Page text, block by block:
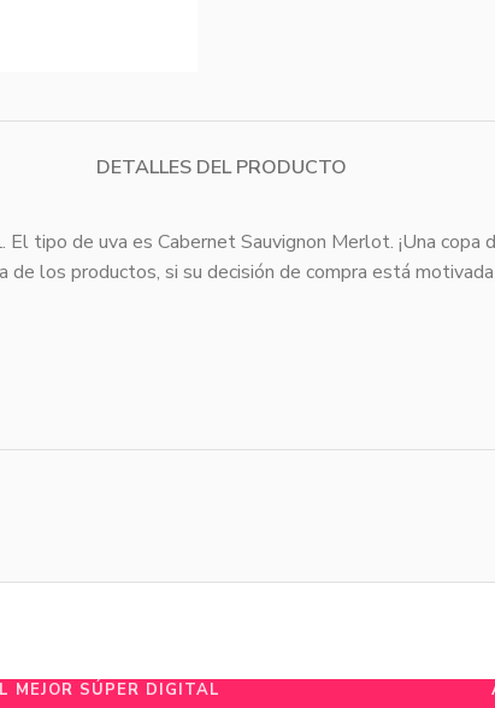
DETALLES DEL PRODUCTO
tipo de uva es Cabernet Sauvignon Merlot. ¡Una copa
los productos, si su decisión de compra está
MEJOR SÚPER DIGITAL